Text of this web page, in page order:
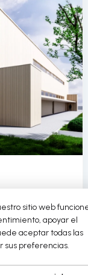
de un
sitio web
apoyar el
aceptar todas las
sus preferencias.